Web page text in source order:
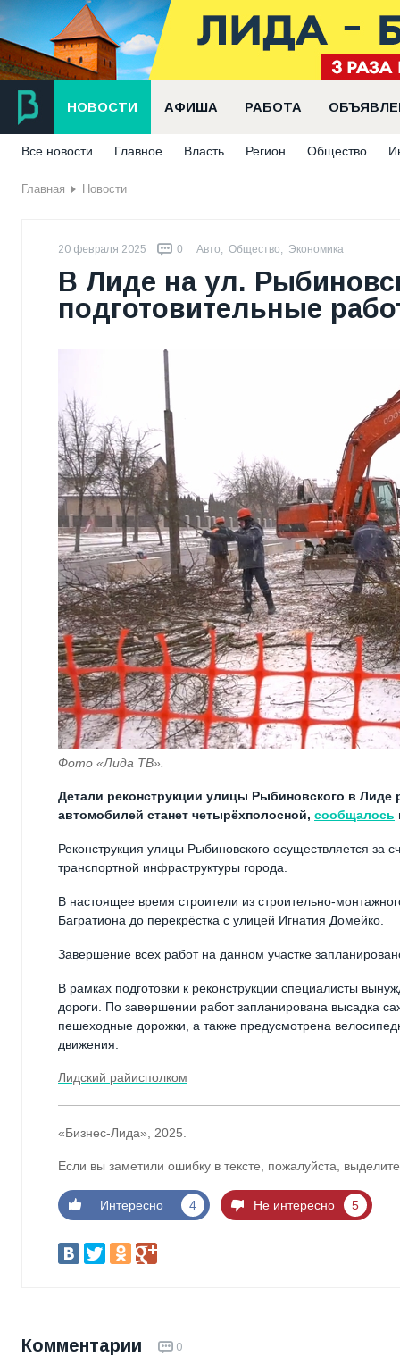
НОВОСТИ АФИША РАБОТА
Все новости Главное Власть Регион Общество
Главная Новости
20 февраля 2025 0 Авто, Общество, Экономика
В Лиде на ул.
подготовительные
Фото «Лида ТВ».
Детали реконструкции улицы Рыбиновского в
автомобилей станет четырёхполосной, сообщалось
Реконструкция улицы Рыбиновского осуществляется за
транспортной инфраструктуры города.
В настоящее время строители из строительно-
Багратиона до перекрёстка с улицей Игнатия Домейко.
Завершение всех работ на данном участке
В рамках подготовки к реконструкции специалисты
дороги. По завершении работ запланирована высадка
пешеходные дорожки, а также предусмотрена
движения.
Лидский райисполком
«Бизнес-Лида», 2025.
Если вы заметили ошибку в тексте, пожалуйста,
Интересно 4 Не интересно 5
Комментарии 0